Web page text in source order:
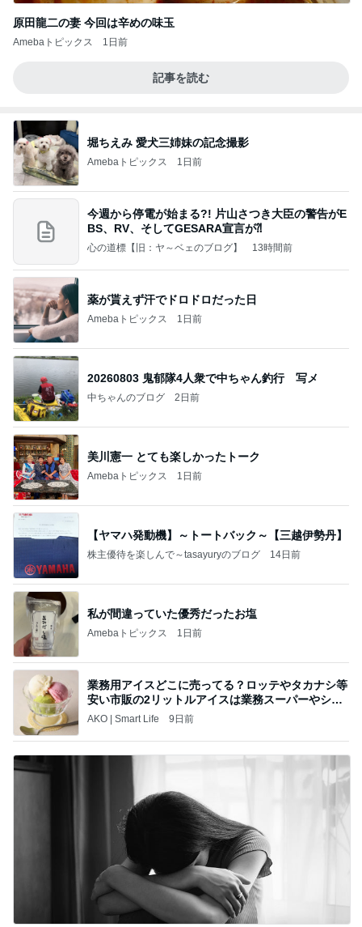
原田龍二の妻 今回は辛めの味玉
Amebaトピックス 1日前
記事を読む
堀ちえみ 愛犬三姉妹の記念撮影
Amebaトピックス 1日前
今週から停電が始まる?! 片山さつき大臣の警告がE
BS、RV、そしてGESARA宣言が⁈
心の道標【旧：ヤ～ベェのブログ】 13時間前
薬が貰えず汗でドロドロだった日
Amebaトピックス 1日前
20260803 鬼郁隊4人衆で中ちゃん釣行 写メ
中ちゃんのブログ 2日前
美川憲一 とても楽しかったトーク
Amebaトピックス 1日前
【ヤマハ発動機】～トートバック～【三越伊勢丹】
株主優待を楽しんで～tasayuryのブログ 14日前
私が間違っていた優秀だったお塩
Amebaトピックス 1日前
業務用アイスどこに売ってる？ロッテやタカナシ等
安い市販の2リットルアイスは業務スーパーやシャ
トレ
AKO | Smart Life 9日前